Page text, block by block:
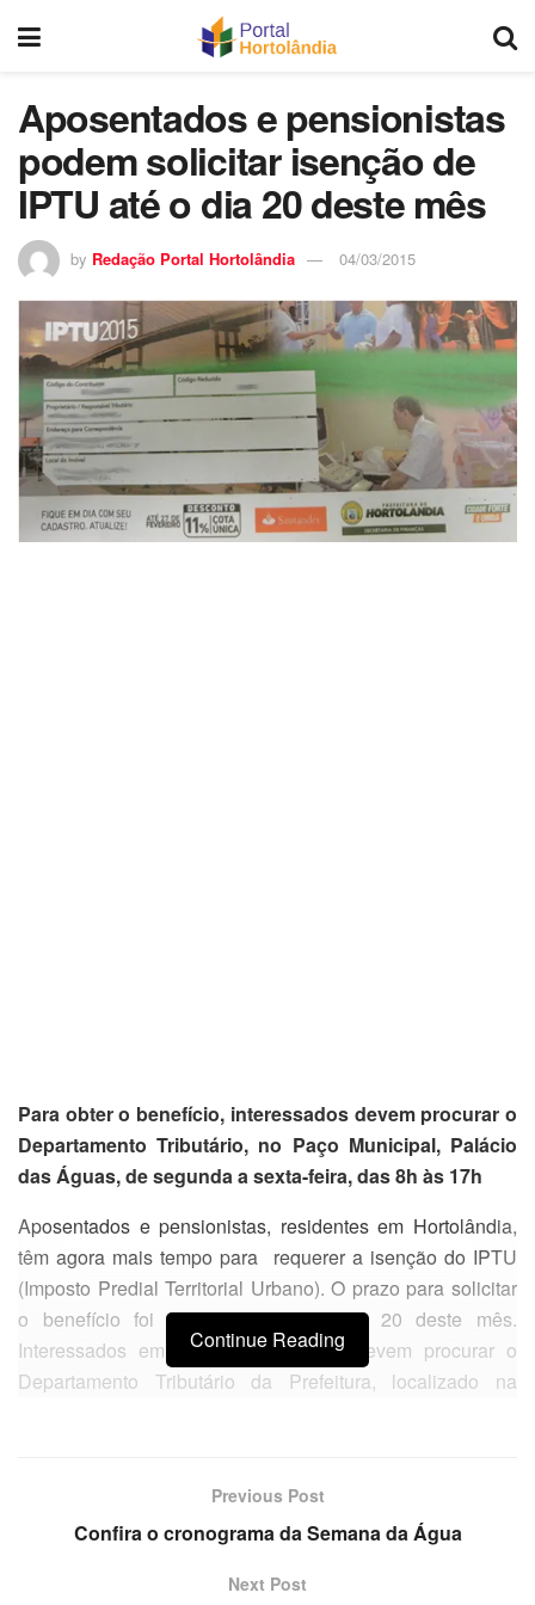
Aposentados e pensionistas
podem solicitar isenção de
IPTU até o dia 20 deste mês
by Redação Portal Hortolândia 04/03/2015
Para obter o benefício, interessados devem procurar o
Departamento Tributário, no Paço Municipal, Palácio
das Águas, de segunda a sexta-feira, das 8h às 17h
Aposentados e pensionistas, residentes em Hortolândia,
têm agora mais tempo para requerer a isenção do IPTU
(Imposto Predial Territorial Urbano). O prazo para solicitar
o benefício foi prorrogado até o dia 20 deste mês.
Interessados em fazer a solicitação devem procurar o
Departamento Tributário da Prefeitura, localizado na
Podem solicitar a isenção do tributo aposentados e
pensionistas que recebem benefício do INSS (Instituto
possuem somente um único imóvel e residirem no mesmo
Continue Reading
Previous Post
Confira o cronograma da Semana da Água
Next Post